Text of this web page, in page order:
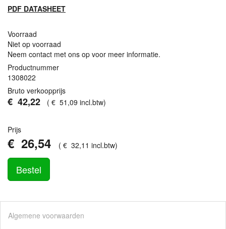
PDF DATASHEET
Voorraad
Niet op voorraad
Neem contact met ons op voor meer informatie.
Productnummer
1308022
Bruto verkoopprijs
€ 42,22 ( € 51 ,09 incl.btw)
Prijs
€ 26,54 ( € 32,11 incl.btw)
Bestel
Algemene voorwaarden